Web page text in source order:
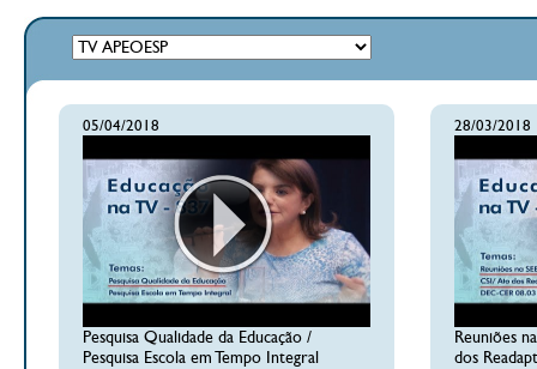
05/04/2018
Pesquisa Qualidade da Educação /
Pesquisa Escola em Tempo Integral
28/03/2018
Reuniões
dos